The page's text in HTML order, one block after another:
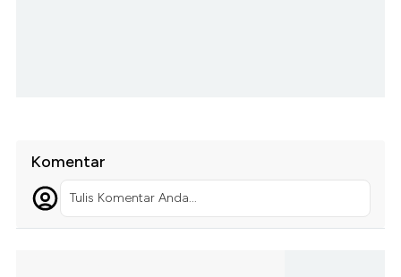
Komentar
Tulis Komentar Anda...